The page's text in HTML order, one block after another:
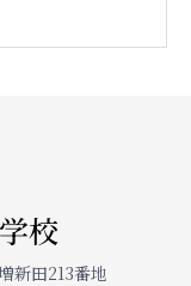
校
新田213番地